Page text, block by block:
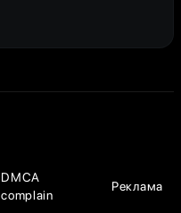
DMCA
complain
Реклама